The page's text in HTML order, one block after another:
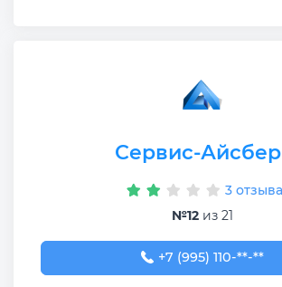
Сервис-
3 отзыва
№12 из 21
+7 (995) 110-45-99
+7 (995) 110-**-**